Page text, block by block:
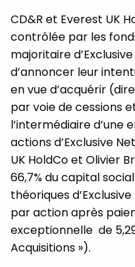
CD&R et Everest UK
contrôlée par les
majoritaire
d’annoncer leur
en vue d’acquérir
par voie de cessions
l’intermédiaire d’une
actions d’Exclusive
UK HoldCo et Olivier
66,7% du capital
théoriques
par action après
exceptionnelle de
Acquisitions »).